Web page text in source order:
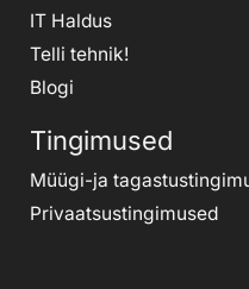
IT Haldus
Telli tehnik!
Blogi
Tingimused
Müügi-ja
Privaatsustingimused